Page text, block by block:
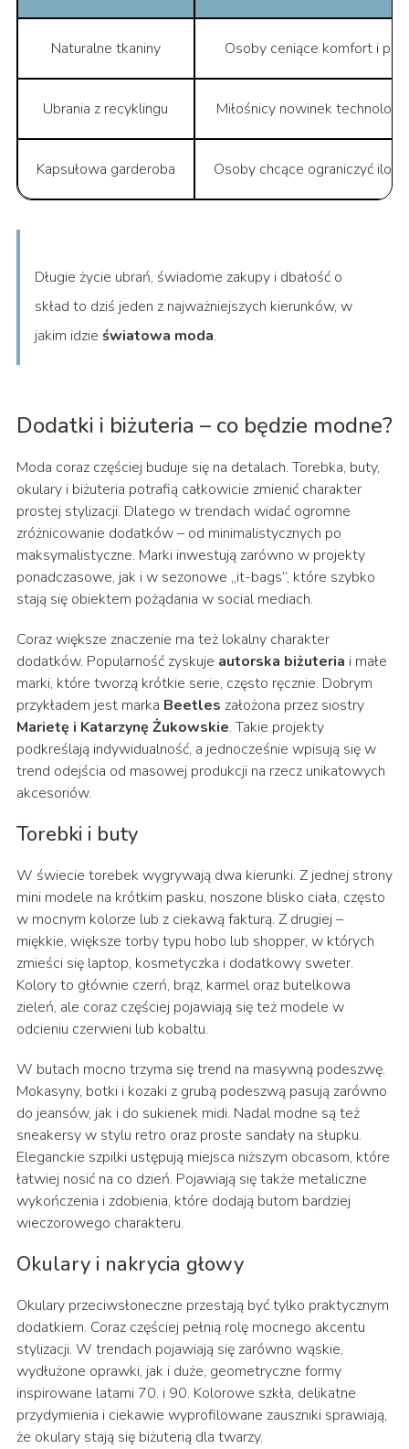
Naturalne tkaniny Osoby ceniące komfort i
Ubrania z recyklingu Miłośnicy nowinek
Kapsułowa garderoba Osoby chcące ograniczyć
Długie życie ubrań, świadome zakupy i dbałość o
skład to dziś jeden z najważniejszych kierunków, w
jakim idzie światowa moda.
Dodatki i biżuteria – co będzie modne?
Moda coraz częściej buduje się na detalach. Torebka, buty,
okulary i biżuteria potrafią całkowicie zmienić charakter
prostej stylizacji. Dlatego w trendach widać ogromne
zróżnicowanie dodatków – od minimalistycznych po
maksymalistyczne. Marki inwestują zarówno w projekty
ponadczasowe, jak i w sezonowe „it-bags”, które szybko
stają się obiektem pożądania w social mediach.
Coraz większe znaczenie ma też lokalny charakter
dodatków. Popularność zyskuje autorska biżuteria i małe
marki, które tworzą krótkie serie, często ręcznie. Dobrym
przykładem jest marka Beetles założona przez siostry
Marietę i Katarzynę Żukowskie. Takie projekty
podkreślają indywidualność, a jednocześnie wpisują się w
trend odejścia od masowej produkcji na rzecz unikatowych
akcesoriów.
Torebki i buty
W świecie torebek wygrywają dwa kierunki. Z jednej strony
mini modele na krótkim pasku, noszone blisko ciała, często
w mocnym kolorze lub z ciekawą fakturą. Z drugiej –
miękkie, większe torby typu hobo lub shopper, w których
zmieści się laptop, kosmetyczka i dodatkowy sweter.
Kolory to głównie czerń, brąz, karmel oraz butelkowa
zieleń, ale coraz częściej pojawiają się też modele w
odcieniu czerwieni lub kobaltu.
W butach mocno trzyma się trend na masywną podeszwę.
Mokasyny, botki i kozaki z grubą podeszwą pasują zarówno
do jeansów, jak i do sukienek midi. Nadal modne są też
sneakersy w stylu retro oraz proste sandały na słupku.
Eleganckie szpilki ustępują miejsca niższym obcasom, które
łatwiej nosić na co dzień. Pojawiają się także metaliczne
wykończenia i zdobienia, które dodają butom bardziej
wieczorowego charakteru.
Okulary i nakrycia głowy
Okulary przeciwsłoneczne przestają być tylko praktycznym
dodatkiem. Coraz częściej pełnią rolę mocnego akcentu
stylizacji. W trendach pojawiają się zarówno wąskie,
wydłużone oprawki, jak i duże, geometryczne formy
inspirowane latami 70. i 90. Kolorowe szkła, delikatne
przydymienia i ciekawie wyprofilowane zauszniki sprawiają,
że okulary stają się biżuterią dla twarzy.